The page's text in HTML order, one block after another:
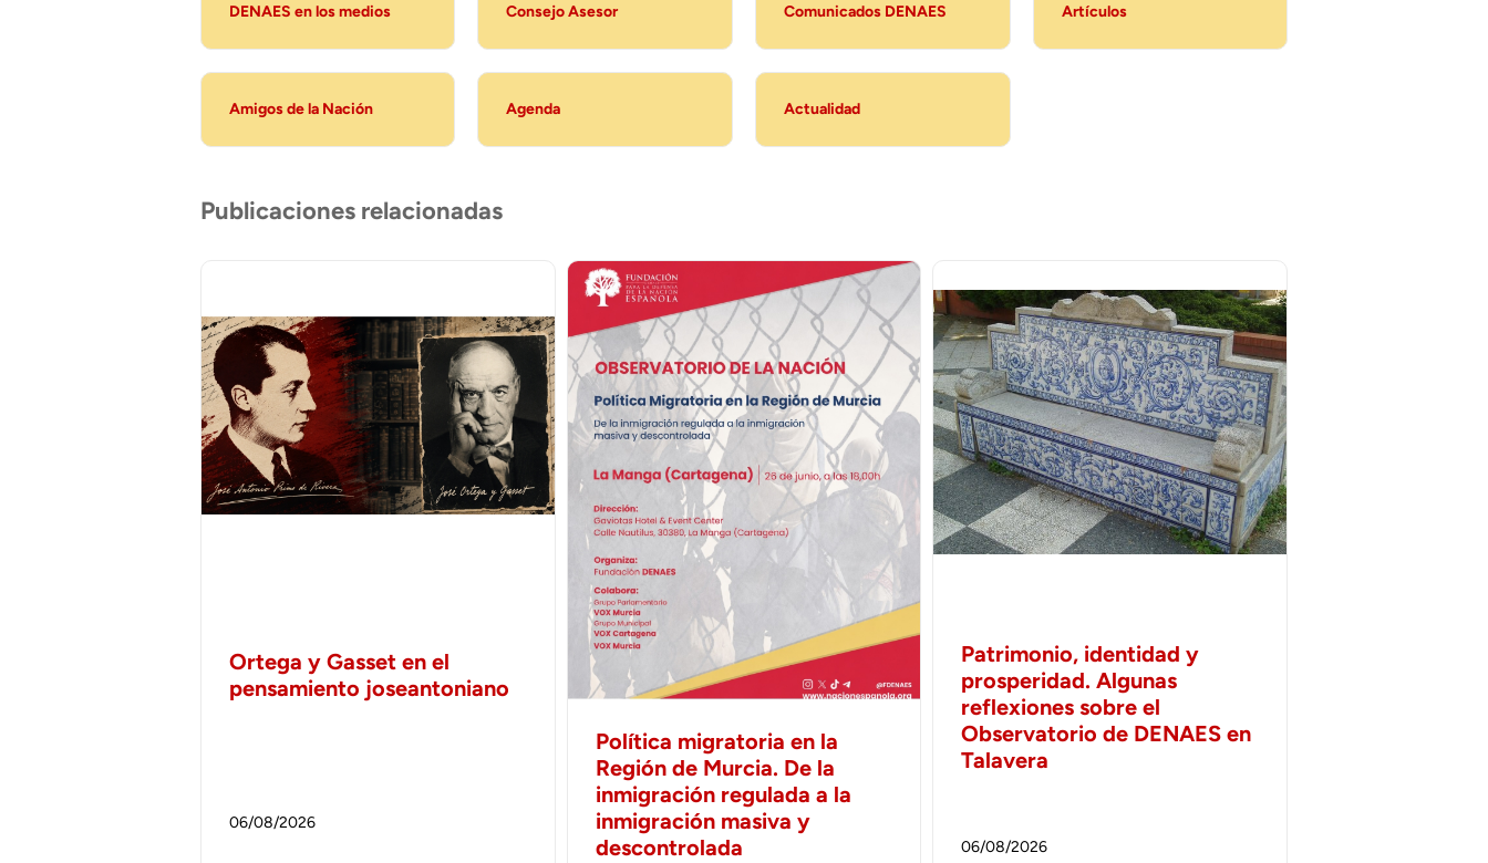
DENAES en los medios Consejo Asesor Comunicados DENAES Artículos
Amigos de la Nación Agenda Actualidad
Publicaciones relacionadas
Ortega y Gasset en el
pensamiento joseantoniano
06/08/2026
Política migratoria en la
Región de Murcia. De la
inmigración regulada a la
inmigración masiva y
descontrolada
Patrimonio, identidad y
prosperidad. Algunas
reflexiones sobre el
Observatorio de DENAES en
Talavera
06/08/2026